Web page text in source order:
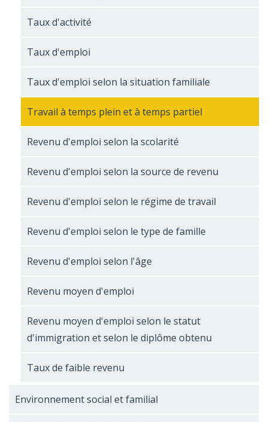
Taux d'activité
Taux d'emploi
Taux d'emploi selon la situation familiale
Travail à temps plein et à temps partiel
Revenu d'emploi selon la scolarité
Revenu d'emploi selon la source de revenu
Revenu d'emploi selon le régime de travail
Revenu d'emploi selon le type de famille
Revenu d'emploi selon l'âge
Revenu moyen d'emploi
Revenu moyen d'emploi selon le statut
d'immigration et selon le diplôme obtenu
Taux de faible revenu
Environnement social et familial